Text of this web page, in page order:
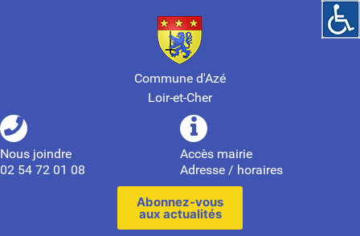
Commune d'Azé
Loir-et-Cher
Nous joindre
02 54 72 01 08
Accès mairie
Adresse / horaires
Abonnez-vous
aux actualités